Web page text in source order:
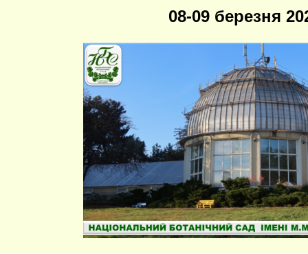
08-09 березня